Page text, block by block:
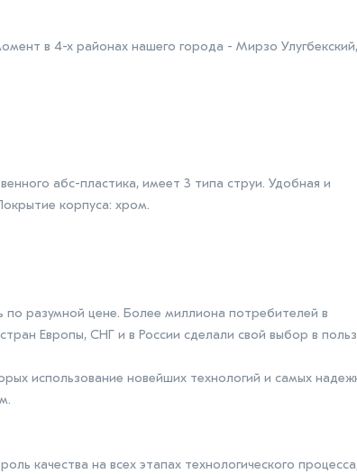
в 4-х районах нашего города - Мирзо
абс-пластика, имеет 3 типа струи. Удобная и
корпуса: хром.
разумной цене. Более миллиона потребителей в
Европы, СНГ и в России сделали свой выбор в
использование новейших технологий и самых
качества на всех этапах технологического